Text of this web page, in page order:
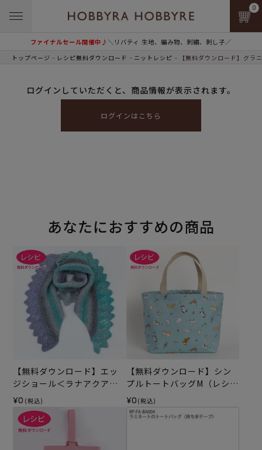
ファイナルセール開催中♪＼リバティ 生地、編み物、刺繍、刺し子／
0
トップページ レシピ無料ダウンロード ニットレシピ 【無料ダウンロード】グラ
ログインしていただくと、商品情報が表示されます。
ログインはこちら
あなたにおすすめの商品
【無料ダウンロード】エッ
ジショール＜ラナアクア＞
（レシピ）
¥0 (税込)
【無料ダウンロード】シン
プルトートバッグM（レシ
ピ）
¥0 (税込)